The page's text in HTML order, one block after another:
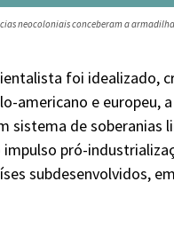
neocoloniais conceberam a
foi idealizado,
americano e europeu,
sistema de soberanias
pró-
subdesenvolvidos,